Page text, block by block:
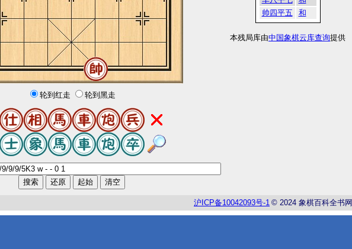
轮到红走 轮到黑走
帅四平五
和
本残局库由中国象棋云库查询提供
沪 ICP备10042093号-1 © 2024 象棋百科全书网